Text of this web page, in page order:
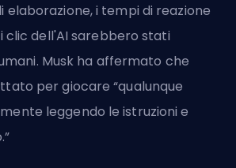
elaborazione, i tempi di reazione
clic dell'AI sarebbero stati
Musk ha affermato che
per giocare “qualunque
leggendo le istruzioni e